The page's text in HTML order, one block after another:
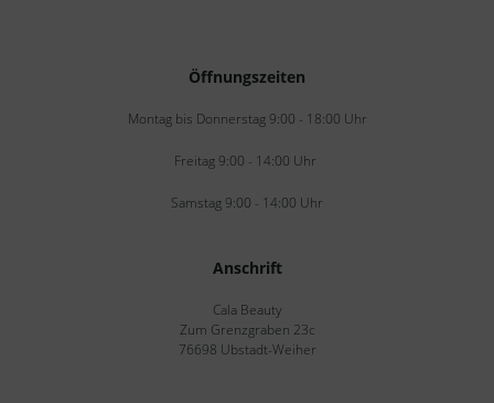
Öffnungszeiten
Montag bis Donnerstag 9:00 - 18:00 Uhr
Freitag 9:00 - 14:00 Uhr
Samstag 9:00 - 14:00 Uhr
Anschrift
Cala Beauty
Zum Grenzgraben 23c
76698 Ubstadt-Weiher